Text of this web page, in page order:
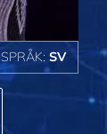
SPRÅK: SV